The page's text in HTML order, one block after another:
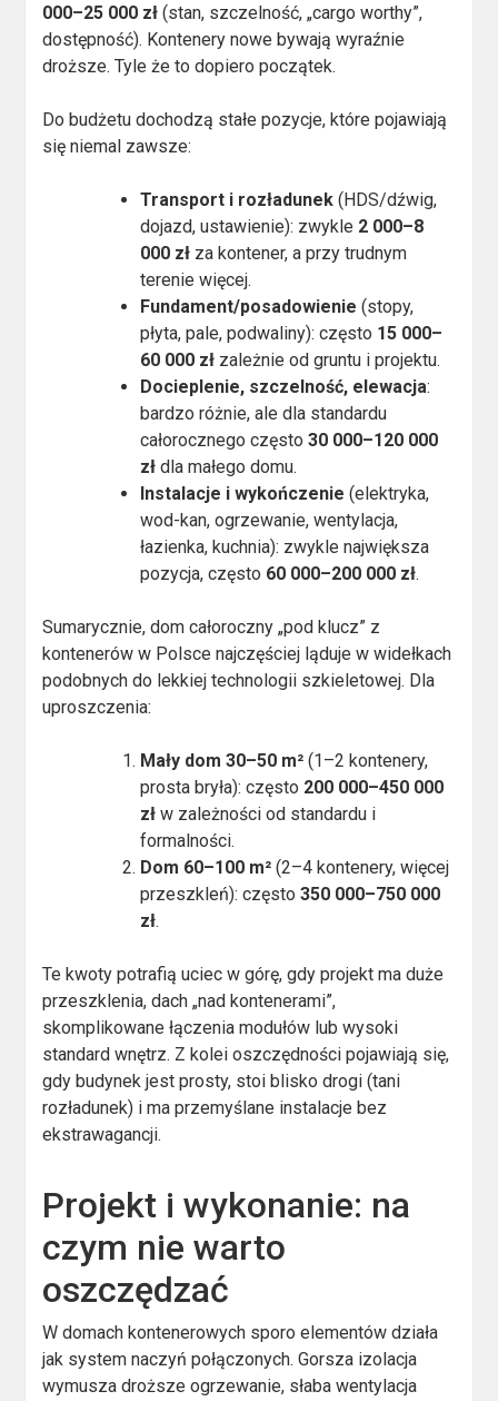
000–25 000 zł (stan, szczelność, „cargo worthy”,
dostępność). Kontenery nowe bywają wyraźnie
droższe. Tyle że to dopiero początek.
Do budżetu dochodzą stałe pozycje, które pojawiają
się niemal zawsze:
Transport i rozładunek (HDS/dźwig,
dojazd, ustawienie): zwykle 2 000–8
000 zł za kontener, a przy trudnym
terenie więcej.
Fundament/posadowienie (stopy,
płyta, pale, podwaliny): często 15 000–
60 000 zł zależnie od gruntu i projektu.
Docieplenie, szczelność, elewacja:
bardzo różnie, ale dla standardu
całorocznego często30 000–120 000
zł dla małego domu.
Instalacje i wykończenie (elektryka,
wod-kan, ogrzewanie, wentylacja,
łazienka, kuchnia): zwykle największa
pozycja, często 60 000–200 000 zł.
Sumarycznie, dom całoroczny „pod klucz” z
kontenerów w Polsce najczęściej ląduje w widełkach
podobnych do lekkiej technologii szkieletowej. Dla
uproszczenia:
Mały dom 30–50 m² (1–2 kontenery,
prosta bryła): często 200 000–450 000
zł w zależności od standardu i
formalności.
Dom 60–100 m² (2–4 kontenery, więcej
przeszkleń): często350 000–750 000
zł.
Te kwoty potrafią uciec w górę, gdy projekt ma duże
przeszklenia, dach „nad kontenerami”,
skomplikowane łączenia modułów lub wysoki
standard wnętrz. Z kolei oszczędności pojawiają się,
gdy budynek jest prosty, stoi blisko drogi (tani
rozładunek) i ma przemyślane instalacje bez
ekstrawagancji.
Projekt i wykonanie: na
czym nie warto
oszczędzać
W domach kontenerowych sporo elementów działa
jak system naczyń połączonych. Gorsza izolacja
wymusza droższe ogrzewanie, słaba wentylacja